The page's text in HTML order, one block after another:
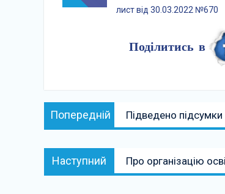
лист від 30.03.2022 №670
Поділитись в
Навігація
записів
Попередній Попередній:
Підведено підсумки
Наступний Наступний:
Про організацію